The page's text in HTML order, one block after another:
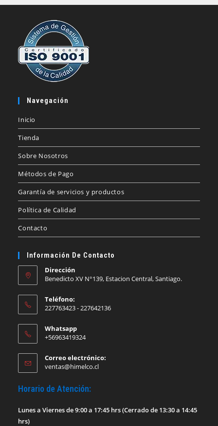
Navegación
Inicio
Tienda
Sobre Nosotros
Métodos de Pago
Garantía de servicios y productos
Política de Calidad
Contacto
Información De Contacto
Dirección
Benedicto XV N°139, Estacion Central, Santiago.
Teléfono:
227763423 - 227642136
Whatsapp
+56963419324
Correo electrónico:
ventas@himelco.clSe
Horario de Atención:
Lunes a Viernes de 9:00 a 17:45 hrs (Cerrado de 13:30 a 14:45
hrs)